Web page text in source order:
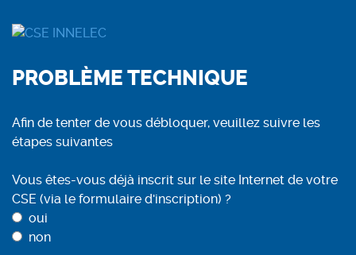
PROBLÈME TECHNIQUE
Afin de tenter de vous débloquer, veuillez suivre les
étapes suivantes
Vous êtes-vous déjà inscrit sur le site Internet de votre
CSE (via le formulaire d'inscription) ?
oui
non